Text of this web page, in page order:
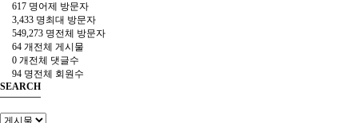
617 명어제 방문자
3,433 명최대 방문자
549,273 명전체 방문자
64 개 전체 게시물
0 개 전체 댓글수
94 명전체 회원수
SEARCH